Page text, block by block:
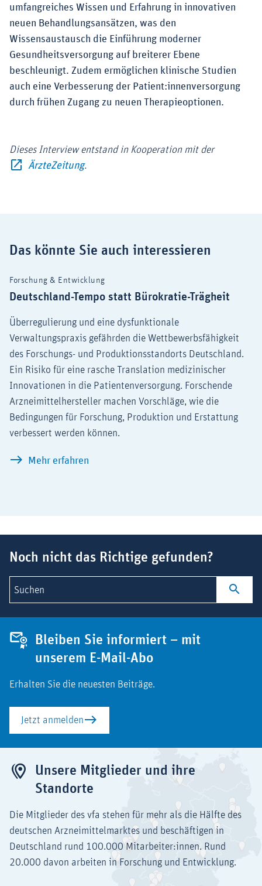
umfangreiches Wissen und Erfahrung in innovativen
neuen Behandlungsansätzen, was den
Wissensaustausch die Einführung moderner
Gesundheitsversorgung auf breiterer Ebene
beschleunigt. Zudem ermöglichen klinische Studien
auch eine Verbesserung der Patient:innenversorgung
durch frühen Zugang zu neuen Therapieoptionen.
Dieses Interview entstand in Kooperation mit der
ÄrzteZeitungExterner-Link (Öffnet im neuen Fenster)
.
Das könnte Sie auch interessieren
Forschung & Entwicklung
Deutschland-Tempo statt Bürokratie-Trägheit
Überregulierung und eine dysfunktionale
Verwaltungspraxis gefährden die Wettbewerbsfähigkeit
des Forschungs- und Produktionsstandorts Deutschland.
Ein Risiko für eine rasche Translation medizinischer
Innovationen in die Patientenversorgung. Forschende
Arzneimittelhersteller machen Vorschläge, wie die
Bedingungen für Forschung, Produktion und Erstattung
verbessert werden können.
Mehr erfahren
Noch nicht das Richtige gefunden?
Suchen
Bleiben Sie informiert – mit
unserem E-Mail-Abo
Erhalten Sie die neuesten Beiträge.
Jetzt anmelden
Unsere Mitglieder und ihre
Standorte
Die Mitglieder des vfa stehen für mehr als die Hälfte des
deutschen Arzneimittelmarktes und beschäftigen in
Deutschland rund 100.000 Mitarbeiter:innen. Rund
20.000 davon arbeiten in Forschung und Entwicklung.